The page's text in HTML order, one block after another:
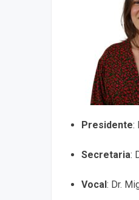
Presidente:
Secretaria:
Vocal: Dr.